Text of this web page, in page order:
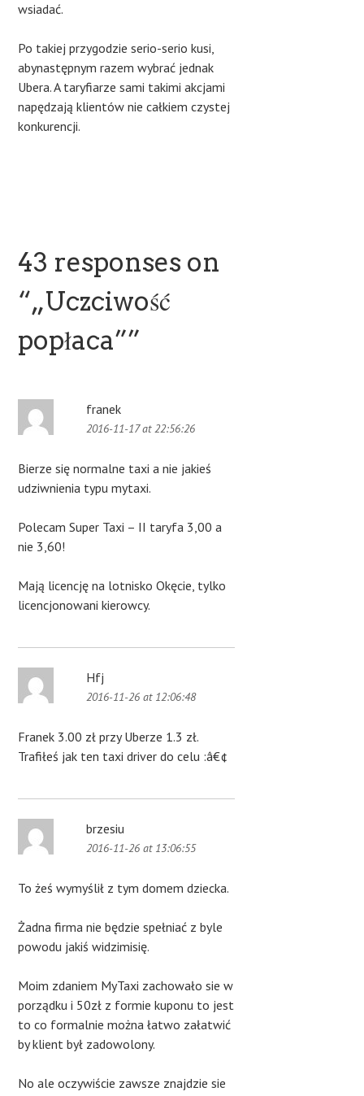
wsiadać.
Po takiej przygodzie serio-serio kusi,
abynastępnym razem wybrać jednak
Ubera. A taryfiarze sami takimi akcjami
napędzają klientów nie całkiem czystej
konkurencji.
43 responses on
“„Uczciwość
popłaca””
franek
2016-11-17 at 22:56:26
Bierze się normalne taxi a nie jakieś
udziwnienia typu mytaxi.
Polecam Super Taxi – II taryfa 3,00 a
nie 3,60!
Mają licencję na lotnisko Okęcie, tylko
licencjonowani kierowcy.
Hfj
2016-11-26 at 12:06:48
Franek 3.00 zł przy Uberze 1.3 zł.
Trafiłeś jak ten taxi driver do celu :â€¢
brzesiu
2016-11-26 at 13:06:55
To żeś wymyślił z tym domem dziecka.
Żadna firma nie będzie spełniać z byle
powodu jakiś widzimisię.
Moim zdaniem MyTaxi zachowało sie w
porządku i 50zł z formie kuponu to jest
to co formalnie można łatwo załatwić
by klient był zadowolony.
No ale oczywiście zawsze znajdzie sie